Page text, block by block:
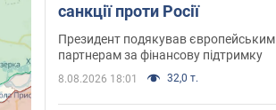
санкції проти Росії
Президент подякував європейським
партнерам за фінансову підтримку
8.08.2026 18:01 32,0 т.